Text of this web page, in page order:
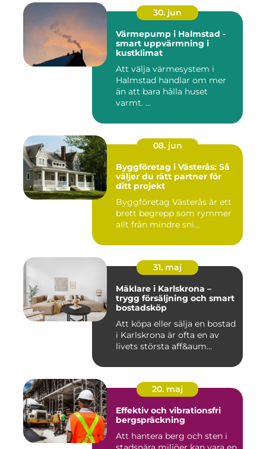
30. jun
Värmepump i Halmstad -
smart uppvärmning i
kustklimat
Att välja värmesystem i
Halmstad handlar om mer
än att bara hålla huset
varmt. ...
08. jun
Byggföretag i Västerås: Så
väljer du rätt partner för
ditt projekt
Byggföretag Västerås är ett
brett begrepp som rymmer
allt från mindre sni...
31. maj
Mäklare i Karlskrona –
trygg försäljning och smart
bostadsköp
Att köpa eller sälja en bostad
i Karlskrona är ofta en av
livets största aff&aum...
20. maj
Effektiv och vibrationsfri
bergspräckning
Att hantera berg och sten i